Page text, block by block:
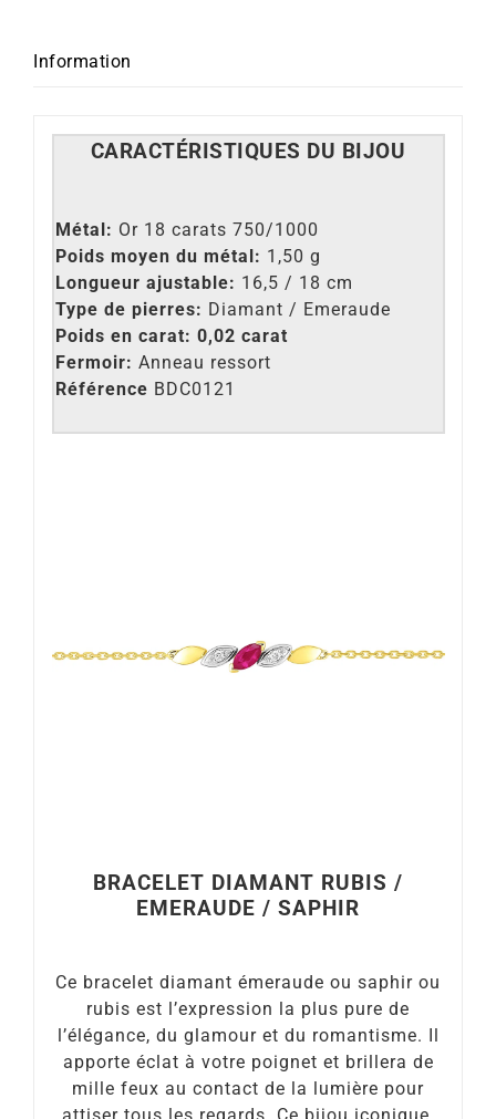
Information
CARACTÉRISTIQUES DU BIJOU
Métal: Or 18 carats 750/1000
Poids moyen du métal: 1,50 g
Longueur ajustable: 16,5 / 18 cm
Type de pierres: Diamant / Emeraude
Poids en carat: 0,02 carat
Fermoir: Anneau ressort
Référence BDC0121
BRACELET DIAMANT RUBIS /
EMERAUDE / SAPHIR
Ce bracelet diamant émeraude ou saphir ou
rubis est l’expression la plus pure de
l’élégance, du glamour et du romantisme. Il
apporte éclat à votre poignet et brillera de
mille feux au contact de la lumière pour
attiser tous les regards. Ce bijou iconique,